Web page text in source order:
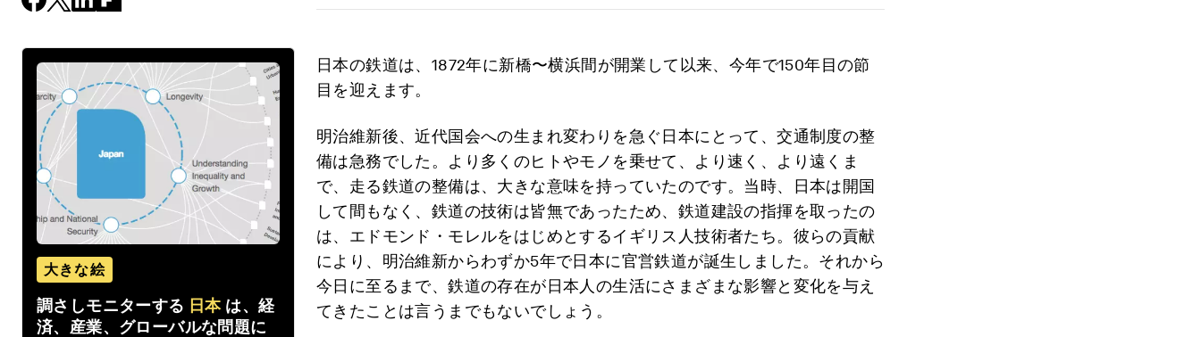
大きな絵
調さしモニターする 日本 は、経
済、産業、グローバルな問題に
日本の鉄道は、1872年に新橋〜横浜間が開業して以来、今年で150年目の節
目を迎えます。
明治維新後、近代国会への生まれ変わりを急ぐ日本にとって、交通制度の整
備は急務でした。より多くのヒトやモノを乗せて、より速く、より遠くま
で、走る鉄道の整備は、大きな意味を持っていたのです。当時、日本は開国
して間もなく、鉄道の技術は皆無であったため、鉄道建設の指揮を取ったの
は、エドモンド・モレルをはじめとするイギリス人技術者たち。彼らの貢献
により、明治維新からわずか5年で日本に官営鉄道が誕生しました。それから
今日に至るまで、鉄道の存在が日本人の生活にさまざまな影響と変化を与え
てきたことは言うまでもないでしょう。